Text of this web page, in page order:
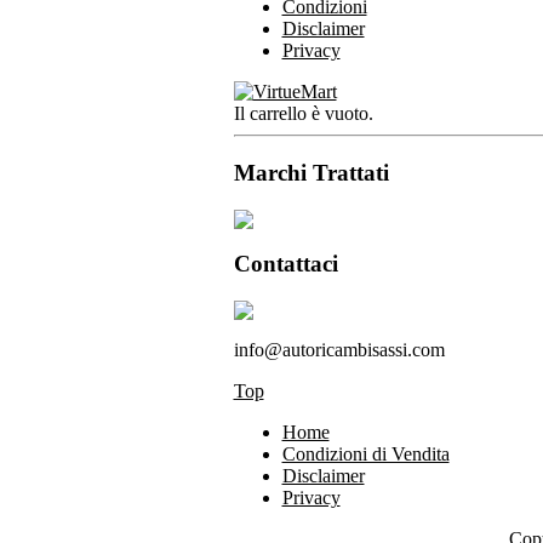
Condizioni
Disclaimer
Privacy
Il carrello è vuoto.
Marchi Trattati
Contattaci
info@autoricambisassi.com
Top
Home
Condizioni di Vendita
Disclaimer
Privacy